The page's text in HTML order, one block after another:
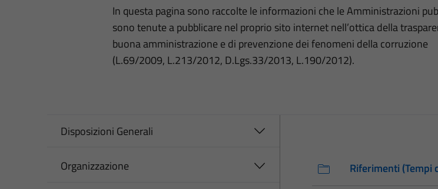
In questa pagina sono raccolte le informazioni che le Amministrazioni
sono tenute a pubblicare nel proprio sito internet nell’ottica della
buona amministrazione e di prevenzione dei fenomeni della corruzione
(L.69/2009, L.213/2012, D.Lgs.33/2013, L.190/2012).
Disposizioni Generali
Organizzazione Riferimenti (Tempi